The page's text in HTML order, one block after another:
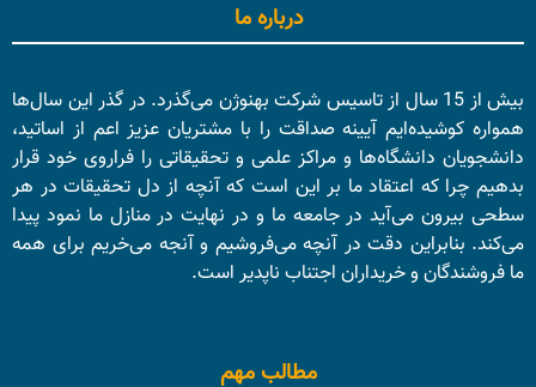
درباره ما
بیش از 15 سال از تاسیس شرکت بهنوژن می‌گذرد. در گذر این سال‌ها
همواره کوشیده‌ایم آیینه صداقت را با مشتریان عزیز اعم از اساتید،
دانشجویان دانشگاه‌ها و مراکز علمی و تحقیقاتی را فراروی خود قرار
بدهیم چرا که اعتقاد ما بر این است که آنچه از دل تحقیقات در هر
سطحی بیرون می‌آید در جامعه ما و در نهایت در منازل ما نمود پیدا
می‌کند. بنابراین دقت در آنچه می‌فروشیم و آنجه می‌خریم برای همه
ما فروشندگان و خریداران اجتناب ناپدیر است.
مطالب مهم